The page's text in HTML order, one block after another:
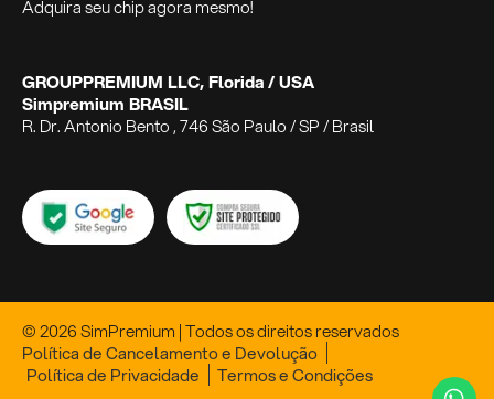
Adquira seu chip agora mesmo!
GROUPPREMIUM LLC, Florida / USA
Simpremium BRASIL
R. Dr. Antonio Bento , 746 São Paulo / SP / Brasil
© 2026 SimPremium | Todos os direitos reservados
Política de Cancelamento e Devolução
Política de Privacidade
Termos e Condições